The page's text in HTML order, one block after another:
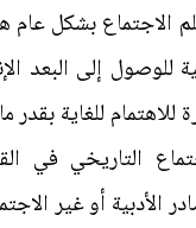
الاجتماع بشكل
للوصول إلى البعد
للاهتمام للغاية
التاريخي في
الأدبية أو غير